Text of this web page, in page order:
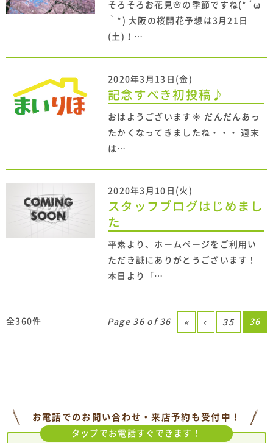
そろそろお花見🌸の季節ですね(*´ω
｀*) 大阪の桜開花予想は3月21日
(土)！…
2020年3月13日(金)
記念すべき初投稿♪
おはようございます☀ だんだんあっ
たかくなってきましたね・・・ 週末
は…
2020年3月10日(火)
スタッフブログはじめまし
た
平素より、ホームページをご利用い
ただき誠にありがとうございます！
本日より「…
全360件 Page 36 of 36 « ‹ 35 36
お電話でのお問い合わせ・来店予約も受付中！
タップでお電話すぐできます！